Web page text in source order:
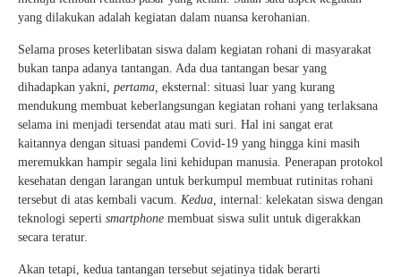
yang dilakukan adalah kegiatan dalam nuansa kerohanian.
Selama proses keterlibatan siswa dalam kegiatan rohani di masyarakat
bukan tanpa adanya tantangan. Ada dua tantangan besar yang
dihadapkan yakni, pertama, eksternal: situasi luar yang kurang
mendukung membuat keberlangsungan kegiatan rohani yang terlaksana
selama ini menjadi tersendat atau mati suri. Hal ini sangat erat
kaitannya dengan situasi pandemi Covid-19 yang hingga kini masih
meremukkan hampir segala lini kehidupan manusia. Penerapan protokol
kesehatan dengan larangan untuk berkumpul membuat rutinitas rohani
tersebut di atas kembali vacum. Kedua, internal: kelekatan siswa dengan
teknologi seperti smartphone membuat siswa sulit untuk digerakkan
secara teratur.
Akan tetapi, kedua tantangan tersebut sejatinya tidak berarti